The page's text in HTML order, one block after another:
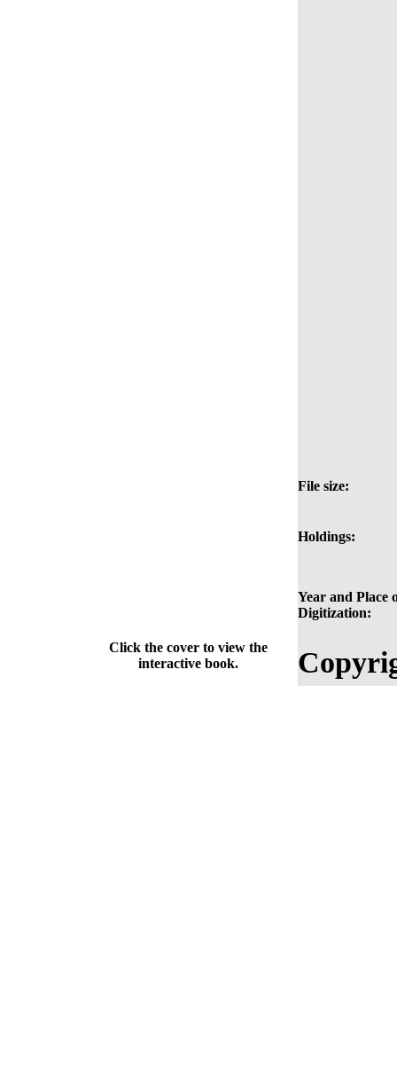
File size:
Holdings:
Year and Place
Digitization:
Click the cover to view the
interactive book.